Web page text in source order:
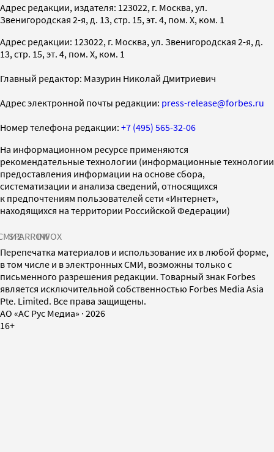
Адрес редакции, издателя: 123022, г. Москва, ул.
Звенигородская 2-я, д. 13, стр. 15, эт. 4, пом. X, ком. 1
Адрес редакции: 123022, г. Москва, ул. Звенигородская 2-я, д.
13, стр. 15, эт. 4, пом. X, ком. 1
Главный редактор: Мазурин Николай Дмитриевич
Адрес электронной почты редакции: press-release@forbes.ru
Номер телефона редакции: +7 (495) 565-32-06
На информационном ресурсе применяются
рекомендательные технологии (информационные технологии
предоставления информации на основе сбора,
систематизации и анализа сведений, относящихся
к предпочтениям пользователей сети «Интернет»,
находящихся на территории Российской Федерации)
SPARROWINFOX
Перепечатка материалов и использование их в любой форме,
в том числе и в электронных СМИ, возможны только с
письменного разрешения редакции. Товарный знак Forbes
является исключительной собственностью Forbes Media Asia
Pte. Limited. Все права защищены.
AO «АС Рус Медиа» · 2026
16+